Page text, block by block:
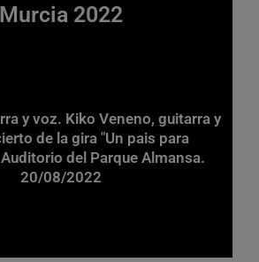
Murcia 2022
y voz. Kiko Veneno, guitarra y
de la gira "Un pais para
del Parque Almansa.
20/08/2022